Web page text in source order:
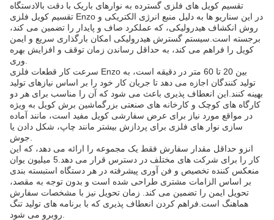
تقسیم کویل های فلزی گسترده به نوارهای باریک با دقت بالادستگاه
تقسیم کویل فلزی Enzo در این سناریو ها به دلیل منبع انرژی الکتریکی و
روش انکشاف هیدرولیکی، که عملکرد صاف و پایدار را تضمین می کند،
برجسته است.سیستم گسترش هیدرولیکی امکان بارگذاری سریع و ایمن
کویل را فراهم می کند، به حداقل رساندن زمان توقف و افزایش بهره
سرعت کار قطعات فلزی Enzo بین 20 تا 60 متر در دقیقه است، به
تولید کنندگان اجازه می دهد تا جریان کار خود را بر اساس نیازهای تولید
بهینه کنند.این انعطاف پذیری باعث می شود که آن را مناسب برای هر دو
کارگاه های کوچک و کارخانه های صنعتی بزرگماشین برش کویل به ویژه
در مواقع مورد نیاز برای عرض سفارشی کویل مفید است، مانند آماده
سازی نوار های فلزی برای پردازش بیشتر مانند چاپ، شکل دادن یا
انزو حداقل مقدار سفارش فقط یک مجموعه را ارائه می دهد، که این
کار را برای شرکت های مختلف در دسترس قرار می دهد.5 ميليون يوان
منعکس کننده تخصيص و فن آوری پیشرفته در هر دستگاه استبسته بندی
بر اساس الزامات مشتری طراحی شده است و بدون توجه به مقصد،
تحویل ایمن را تضمین می کند. زمان تحویل نیز با مشخصات سفارش
هماهنگ است.فراهم کردن انعطاف پذیری که با برنامه های تولید تنگ